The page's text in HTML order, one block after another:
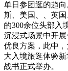
单日参团逛的趋
斯、美国、、英
的300余位头部入
沉浸式场景中开
优良方案，此中，
大入境旅逛体验
战书正式举办。